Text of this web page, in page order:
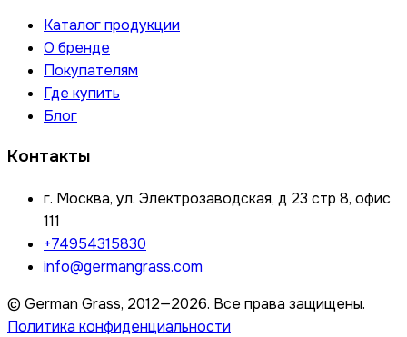
Каталог продукции
О бренде
Покупателям
Где купить
Блог
Контакты
г. Москва, ул. Электрозаводская, д 23 стр 8, офис
111
+74954315830
info@germangrass.com
© German Grass, 2012—2026. Все права защищены.
Политика конфиденциальности